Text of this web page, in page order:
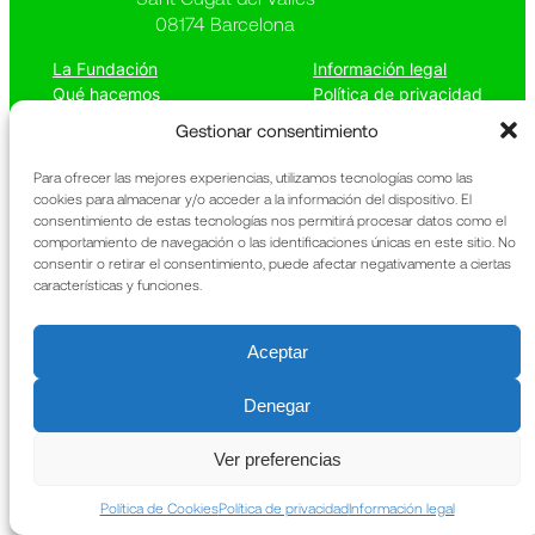
Gestionar consentimiento
Para ofrecer las mejores experiencias, utilizamos tecnologías como las
cookies para almacenar y/o acceder a la información del dispositivo. El
consentimiento de estas tecnologías nos permitirá procesar datos como el
comportamiento de navegación o las identificaciones únicas en este sitio. No
consentir o retirar el consentimiento, puede afectar negativamente a ciertas
características y funciones.
Aceptar
Denegar
Ver preferencias
Política de CookiesPolítica de privacidadInformación legal
08174 Barcelona
La Fundación
Qué hacemos
Contacto
Información legal
Política de privacidad
Memoria anual
URIACH